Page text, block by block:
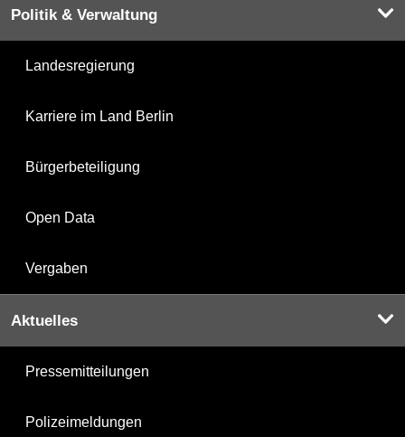
Politik & Verwaltung
Landesregierung
Karriere im Land Berlin
Bürgerbeteiligung
Open Data
Vergaben
Aktuelles
Pressemitteilungen
Polizeimeldungen